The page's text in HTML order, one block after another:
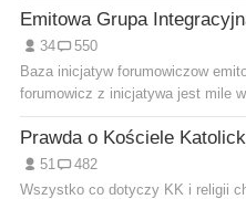
Emitowa Grupa
34
550
Baza inicjatyw forumowiczow
forumowicz z inicjatywa jest mile
Prawda o Kościele
51
482
Wszystko co dotyczy KK i religii